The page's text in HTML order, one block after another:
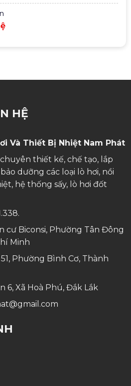
HỆ
Và Thiết Bị Nhiệt Nam Phát
thiết kế, chế tạo, lắp
dưỡng các loại lò hơi, nồi
hệ thống sấy, lò hơi đốt
cư Biconsi, Phường Tân Đông
Minh
Phường Bình Cơ, Thành
6, Xã Hoà Phú, Đắk Lắk